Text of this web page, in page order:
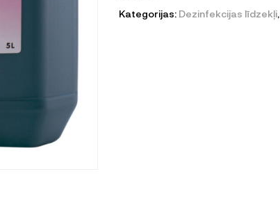
Kategorijas: Dezinfekcijas līdzekļi,